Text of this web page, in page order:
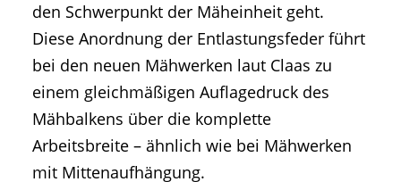
den Schwerpunkt der Mäheinheit geht.
Diese Anordnung der Entlastungsfeder führt
bei den neuen Mähwerken laut Claas zu
einem gleichmäßigen Auflagedruck des
Mähbalkens über die komplette
Arbeitsbreite – ähnlich wie bei Mähwerken
mit Mittenaufhängung.